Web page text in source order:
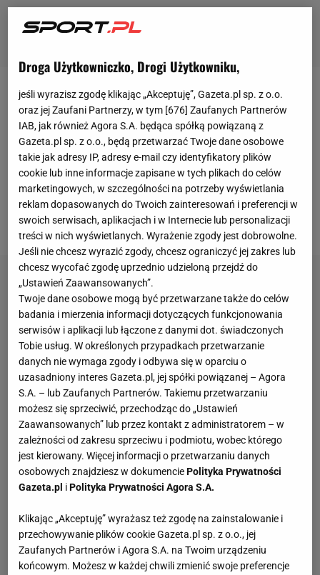
Zimowe igrzyska olimpijskie wPekinieoficjalnie
rozpoczną się w piątek 4 lutego. Część
sportowców dotarła tam już 27 stycznia. Od tamtej
pory, po przejściu wszelkich procedur związanych z
pandemią koronawirusa, mogą trenować na
olimpijskich obiektach. Teraz kolejno podchodzą do
ślubowań olimpijskich.
Droga Użytkowniczko, Drogi Użytkowniku,
jeśli wyrazisz zgodę klikając „Akceptuję”, Gazeta.pl sp. z o.o.
oraz jej Zaufani Partnerzy, w tym [676] Zaufanych Partnerów
IAB, jak również Agora S.A. będąca spółką powiązaną z
Gazeta.pl sp. z o.o., będą przetwarzać Twoje dane osobowe
takie jak adresy IP, adresy e-mail czy identyfikatory plików
cookie lub inne informacje zapisane w tych plikach do celów
marketingowych, w szczególności na potrzeby wyświetlania
reklam dopasowanych do Twoich zainteresowań i preferencji w
swoich serwisach, aplikacjach i w Internecie lub personalizacji
treści w nich wyświetlanych. Wyrażenie zgody jest dobrowolne.
Jeśli nie chcesz wyrazić zgody, chcesz ograniczyć jej zakres lub
chcesz wycofać zgodę uprzednio udzieloną przejdź do
„Ustawień Zaawansowanych”.
Twoje dane osobowe mogą być przetwarzane także do celów
badania i mierzenia informacji dotyczących funkcjonowania
serwisów i aplikacji lub łączone z danymi dot. świadczonych
Tobie usług. W określonych przypadkach przetwarzanie
danych nie wymaga zgody i odbywa się w oparciu o
uzasadniony interes Gazeta.pl, jej spółki powiązanej – Agora
S.A. – lub Zaufanych Partnerów. Takiemu przetwarzaniu
możesz się sprzeciwić, przechodząc do „Ustawień
Zaawansowanych” lub przez kontakt z administratorem – w
zależności od zakresu sprzeciwu i podmiotu, wobec którego
jest kierowany. Więcej informacji o przetwarzaniu danych
osobowych znajdziesz w dokumenciePolityka Prywatności
Gazeta.pl iPolityka Prywatności Agora S.A.
Klikając „Akceptuję” wyrażasz też zgodę na zainstalowanie i
przechowywanie plików cookie Gazeta.pl sp. z o.o., jej
Zaufanych Partnerów i Agora S.A. na Twoim urządzeniu
końcowym. Możesz w każdej chwili zmienić swoje preferencje